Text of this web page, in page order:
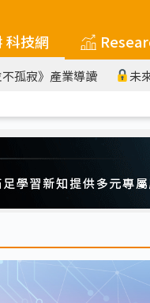
科技網
不孤寂》產業導讀 未